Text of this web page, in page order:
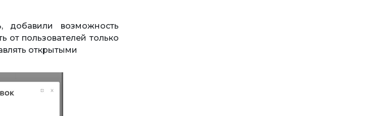
добавили возможность
от пользователей только
открытыми